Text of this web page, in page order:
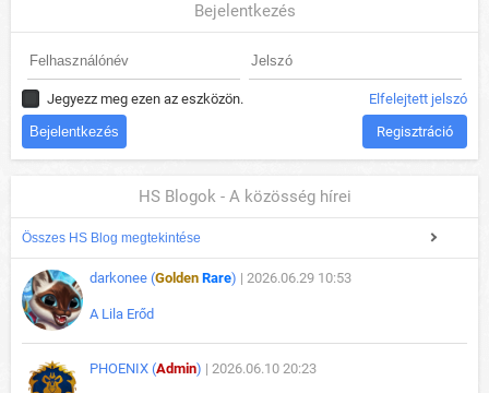
Bejelentkezés
Jegyezz meg ezen az eszközön. Elfelejtett jelszó
Regisztráció
HS Blogok - A közösség hírei
Összes HS Blog megtekintése
darkonee (Golden Rare) | 2026.06.29 10:53
A Lila Erőd
PHOENIX (Admin) | 2026.06.10 20:23